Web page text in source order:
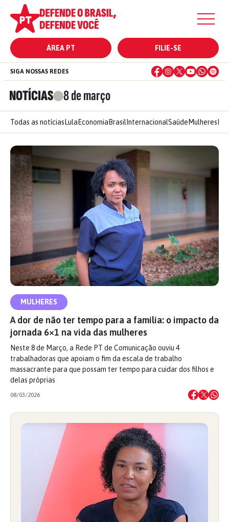
ÁREA PT FILIE-SE
NOTÍCIAS 8 de março
SIGA NOSSAS REDES
Todas as notícias Lula Economia Brasil InternacionalSaúde Mulheres
MULHERES
A dor de não ter tempo para a família: o impacto da
jornada 6×1 na vida das mulheres
Neste 8 de Março, a Rede PT de Comunicação ouviu 4
trabalhadoras que apoiam o fim da escala de trabalho
massacrante para que possam ter tempo para cuidar dos filhos e
delas próprias
08/03/2026